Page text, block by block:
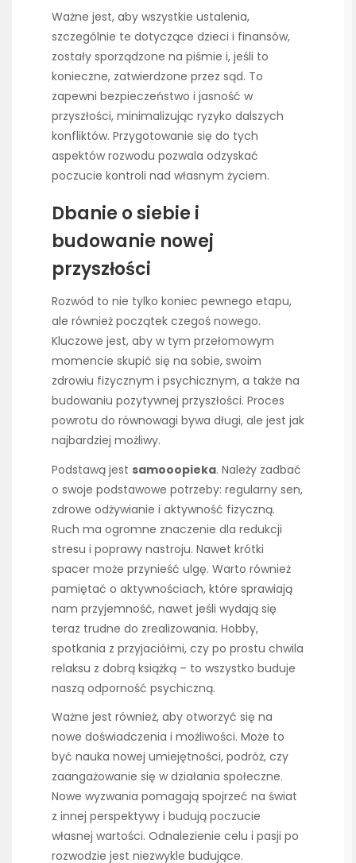
Ważne jest, aby wszystkie ustalenia,
szczególnie te dotyczące dzieci i finansów,
zostały sporządzone na piśmie i, jeśli to
konieczne, zatwierdzone przez sąd. To
zapewni bezpieczeństwo i jasność w
przyszłości, minimalizując ryzyko dalszych
konfliktów. Przygotowanie się do tych
aspektów rozwodu pozwala odzyskać
poczucie kontroli nad własnym życiem.
Dbanie o siebie i
budowanie nowej
przyszłości
Rozwód to nie tylko koniec pewnego etapu,
ale również początek czegoś nowego.
Kluczowe jest, aby w tym przełomowym
momencie skupić się na sobie, swoim
zdrowiu fizycznym i psychicznym, a także na
budowaniu pozytywnej przyszłości. Proces
powrotu do równowagi bywa długi, ale jest jak
najbardziej możliwy.
Podstawą jest samooopieka. Należy zadbać
o swoje podstawowe potrzeby: regularny sen,
zdrowe odżywianie i aktywność fizyczną.
Ruch ma ogromne znaczenie dla redukcji
stresu i poprawy nastroju. Nawet krótki
spacer może przynieść ulgę. Warto również
pamiętać o aktywnościach, które sprawiają
nam przyjemność, nawet jeśli wydają się
teraz trudne do zrealizowania. Hobby,
spotkania z przyjaciółmi, czy po prostu chwila
relaksu z dobrą książką – to wszystko buduje
naszą odporność psychiczną.
Ważne jest również, aby otworzyć się na
nowe doświadczenia i możliwości. Może to
być nauka nowej umiejętności, podróż, czy
zaangażowanie się w działania społeczne.
Nowe wyzwania pomagają spojrzeć na świat
z innej perspektywy i budują poczucie
własnej wartości. Odnalezienie celu i pasji po
rozwodzie jest niezwykle budujące.